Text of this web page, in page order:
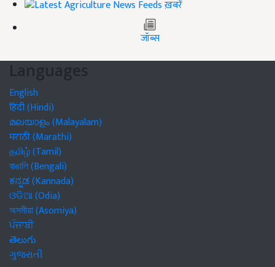
ख़बरें
जॉब्स
Languages
English
हिंदी (Hindi)
മലയാളം (Malayalam)
मराठी (Marathi)
தமிழ் (Tamil)
বাঙালি (Bengali)
ಕನ್ನಡ (Kannada)
ଓଡିଆ (Odia)
অসমীয়া (Asomiya)
ਪੰਜਾਬੀ
తెలుగు
ગુજરાતી